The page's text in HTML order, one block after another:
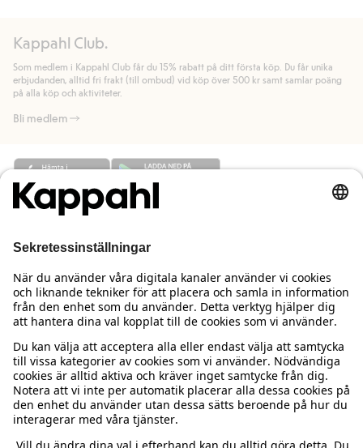
handlar för.
Läs mer
allmänna villkor.
Läs mer
Kappahl Club.
Som medlem i Kappahl Club får du 15% rabatt på ditt första köp. Du får unika
erbjudanden, alltid fri frakt (till ombud) vid köp över 500 kr samt samlar poäng
på alla köp och aktiviteter.
Bli medlem
Behöver du hjälp?
Kundservice
Vanliga frågor
Beställning & retur
Kontakta oss
Kappahl Club
Logga in
Kappahl Club
Medlemsvillkor
Om oss
Om Kappahl Group
Villkor & policy
Köpvillkor Sverige
Mer från oss